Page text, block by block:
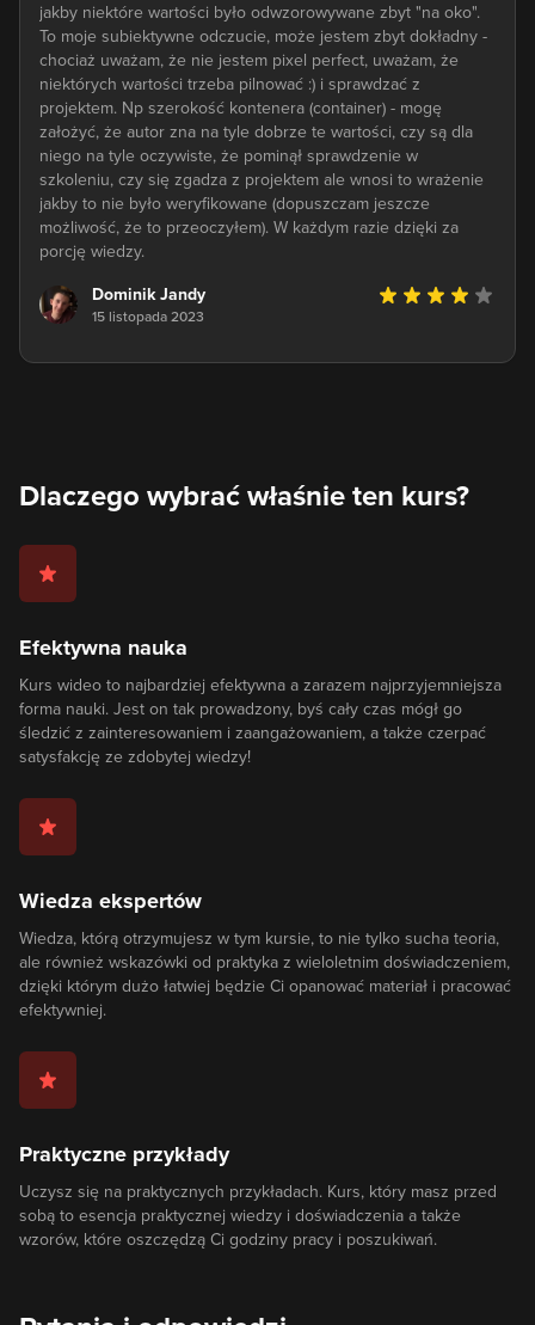
jakby niektóre wartości było odwzorowywane zbyt "na oko".
To moje subiektywne odczucie, może jestem zbyt dokładny -
chociaż uważam, że nie jestem pixel perfect, uważam, że
niektórych wartości trzeba pilnować :) i sprawdzać z
projektem. Np szerokość kontenera (container) - mogę
założyć, że autor zna na tyle dobrze te wartości, czy są dla
niego na tyle oczywiste, że pominął sprawdzenie w
szkoleniu, czy się zgadza z projektem ale wnosi to wrażenie
jakby to nie było weryfikowane (dopuszczam jeszcze
możliwość, że to przeoczyłem). W każdym razie dzięki za
porcję wiedzy.
Dominik Jandy
15 listopada 2023
Dlaczego wybrać właśnie ten kurs?
Efektywna nauka
Kurs wideo to najbardziej efektywna a zarazem najprzyjemniejsza
forma nauki. Jest on tak prowadzony, byś cały czas mógł go
śledzić z zainteresowaniem i zaangażowaniem, a także czerpać
satysfakcję ze zdobytej wiedzy!
Wiedza ekspertów
Wiedza, którą otrzymujesz w tym kursie, to nie tylko sucha teoria,
ale również wskazówki od praktyka z wieloletnim doświadczeniem,
dzięki którym dużo łatwiej będzie Ci opanować materiał i pracować
efektywniej.
Praktyczne przykłady
Uczysz się na praktycznych przykładach. Kurs, który masz przed
sobą to esencja praktycznej wiedzy i doświadczenia a także
wzorów, które oszczędzą Ci godziny pracy i poszukiwań.